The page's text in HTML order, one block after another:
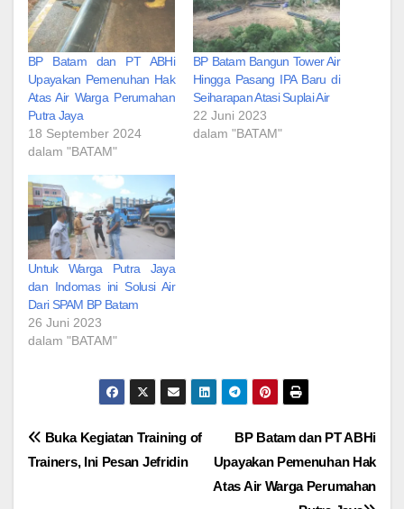
BP Batam dan PT ABHi
Upayakan Pemenuhan Hak
Atas Air Warga Perumahan
Putra Jaya
18 September 2024
dalam "BATAM"
BP Batam Bangun Tower Air
Hingga Pasang IPA Baru di
Seiharapan Atasi Suplai Air
22 Juni 2023
dalam "BATAM"
Untuk Warga Putra Jaya
dan Indomas ini Solusi Air
Dari SPAM BP Batam
26 Juni 2023
dalam "BATAM"
Navigasi
BP Batam dan PT ABHi
Upayakan Pemenuhan Hak
Atas Air Warga Perumahan
Buka Kegiatan Training of
Trainers, Ini Pesan Jefridin